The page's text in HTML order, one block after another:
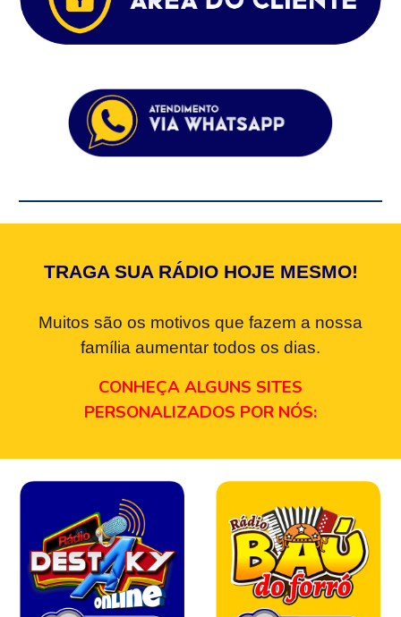
TRAGA SUA RÁDIO HOJE MESMO!
Muitos são os motivos que fazem a nossa
família aumentar todos os dias.
CONHEÇA ALGUNS SITES
PERSONALIZADOS POR NÓS: